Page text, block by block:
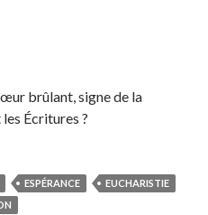
brûlant, signe de la
Écritures ?
ESPÉRANCE
EUCHARISTIE